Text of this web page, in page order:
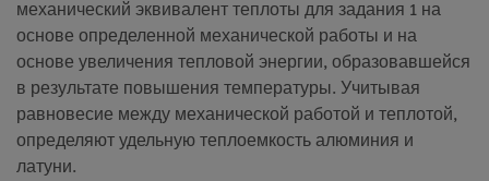
механический эквивалент теплоты для задания 1 на
основе определенной механической работы и на
основе увеличения тепловой энергии, образовавшейся
в результате повышения температуры. Учитывая
равновесие между механической работой и теплотой,
определяют удельную теплоемкость алюминия и
латуни.